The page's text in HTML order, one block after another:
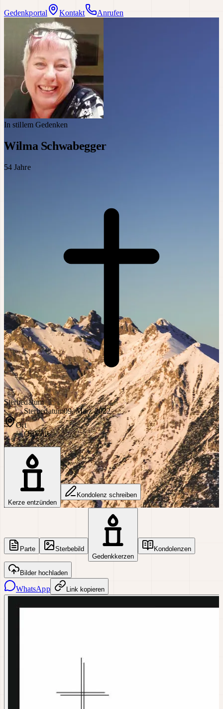
Gedenkportal Kontakt Anrufen
In stillem Gedenken
Wilma Schwabegger
54 Jahre
Sterbedatum
Sterbedatum09. März 2022
Ort
OrtVöls
Kerze entzünden
Kondolenz schreiben
Parte
Sterbebild
Gedenkkerzen
Kondolenzen
Bilder hochladen
WhatsApp Link kopieren